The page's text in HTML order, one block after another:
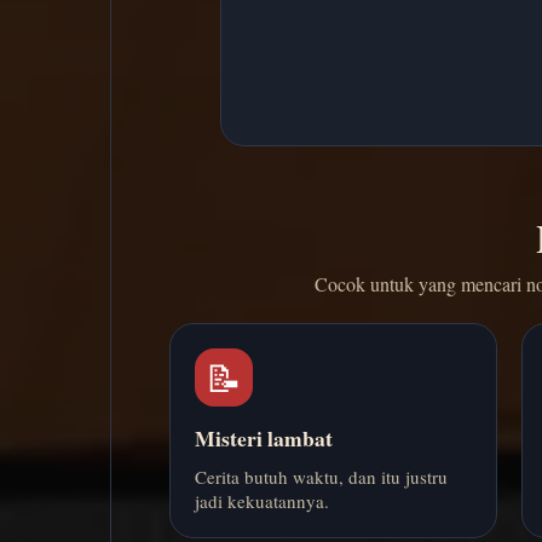
Cocok untuk yang mencari
📝
Misteri lambat
Cerita butuh waktu, dan itu justru
jadi kekuatannya.